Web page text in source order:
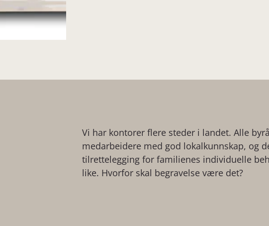
Vi har kontorer flere steder i landet. Alle
medarbeidere med god lokalkunnskap, og
tilrettelegging for familienes individuelle
like. Hvorfor skal begravelse være det?